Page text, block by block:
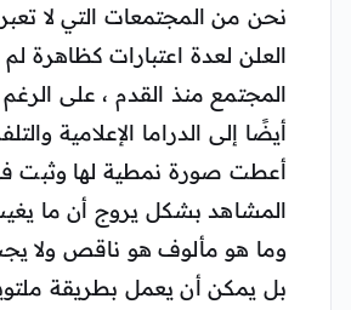
نحن من المجتمعات التي لا
العلن لعدة اعتبارات كظاهرة لم
المجتمع منذ القدم ، على
أيضًا إلى الدراما الإعلامية
أعطت صورة نمطية لها وثبت
المشاهد بشكل يروج أن ما
وما هو مألوف هو ناقص ولا
بل يمكن أن يعمل بطريقة